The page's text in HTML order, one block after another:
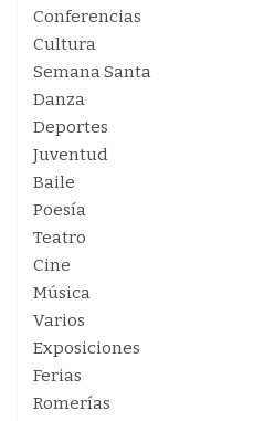
Conferencias
Cultura
Semana Santa
Danza
Deportes
Juventud
Baile
Poesía
Teatro
Cine
Música
Varios
Exposiciones
Ferias
Romerías